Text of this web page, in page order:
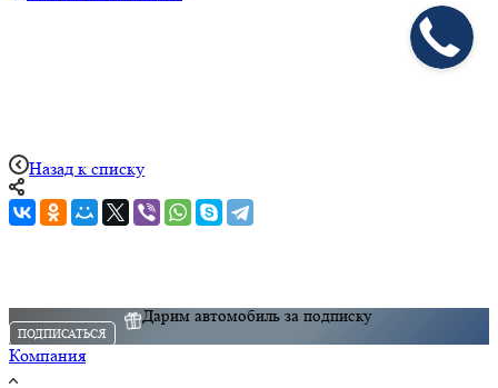
Назад к списку
Дарим автомобиль за подписку
ПОДПИСАТЬСЯ
Компания